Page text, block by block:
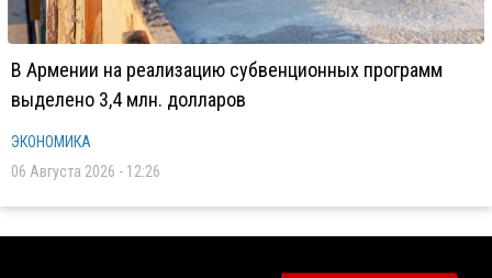
В Армении на реализацию субвенционных программ
выделено 3,4 млн. долларов
ЭКОНОМИКА
06 Августа 2026 - 12:26